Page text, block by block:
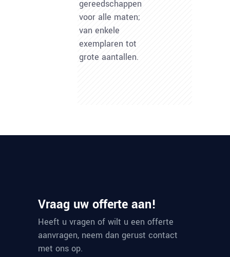
gereedschappen
voor alle maten;
van enkele
exemplaren tot
grote aantallen.
Vraag uw offerte aan!
Heeft u vragen of wilt u een offerte
aanvragen, neem dan gerust contact
met ons op.